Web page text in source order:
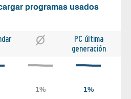
programas usados
PC última
generación